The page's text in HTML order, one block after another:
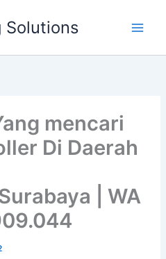
Solutions
mencari
Di Daerah
| WA